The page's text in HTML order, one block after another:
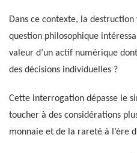
Dans ce contexte, la
question philosophique
valeur d’un actif numérique
des décisions individuelles ?
Cette interrogation dépasse le
toucher à des considérations
monnaie et de la rareté à l’ère